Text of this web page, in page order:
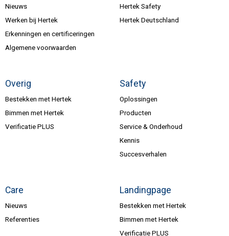
Nieuws
Werken bij Hertek
Erkenningen en certificeringen
Algemene voorwaarden
Hertek Safety
Hertek Deutschland
Overig
Bestekken met Hertek
Bimmen met Hertek
Verificatie PLUS
Safety
Oplossingen
Producten
Service & Onderhoud
Kennis
Succesverhalen
Care
Nieuws
Referenties
Landingpage
Bestekken met Hertek
Bimmen met Hertek
Verificatie PLUS